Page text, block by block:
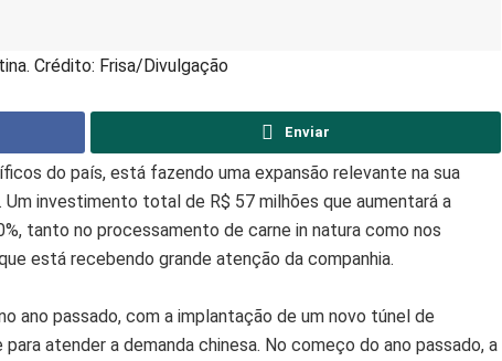
Crédito: Frisa/Divulgação
Enviar
do país, está fazendo uma expansão relevante na sua
Um investimento total de R$ 57 milhões que aumentará a
tanto no processamento de carne in natura como nos
está recebendo grande atenção da companhia.
ano passado, com a implantação de um novo túnel de
atender a demanda chinesa. No começo do ano passado, a